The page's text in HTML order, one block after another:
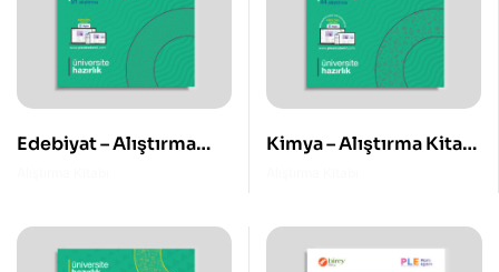
Edebiyat – Alıştırma
Kimya – Alıştırma Kitabı